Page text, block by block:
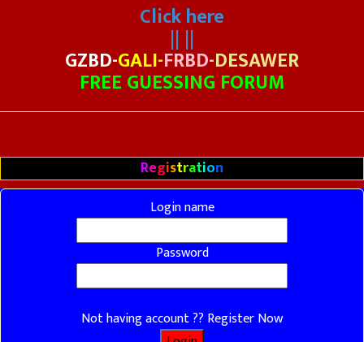
Click here
|| ||
GZBD-GALI-FRBD-DESAWER
FREE GUESSING FORUM
Registration
Login name
Password
Not having account ?? Register Now